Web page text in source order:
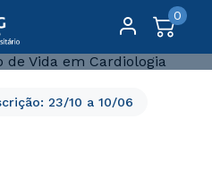
0
Vida em Cardiologia - São
23/10 a 10/06